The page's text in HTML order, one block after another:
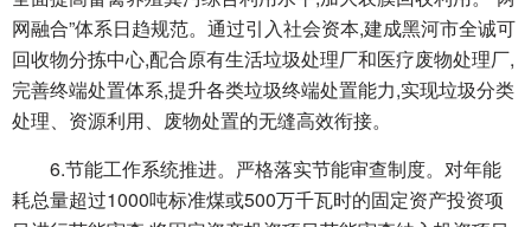
网融合”体系日趋规范。通过引入社会资本,建成黑河市全诚可
回收物分拣中心,配合原有生活垃圾处理厂和医疗废物处理厂,
完善终端处置体系,提升各类垃圾终端处置能力,实现垃圾分类
处理、资源利用、废物处置的无缝高效衔接。
6.节能工作系统推进。严格落实节能审查制度。对年能
耗总量超过1000吨标准煤或500万千瓦时的固定资产投资项